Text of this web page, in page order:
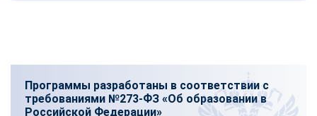
Программы разработаны в соответствии с
требованиями №273-ФЗ «Об образовании в
Российской Федерации»